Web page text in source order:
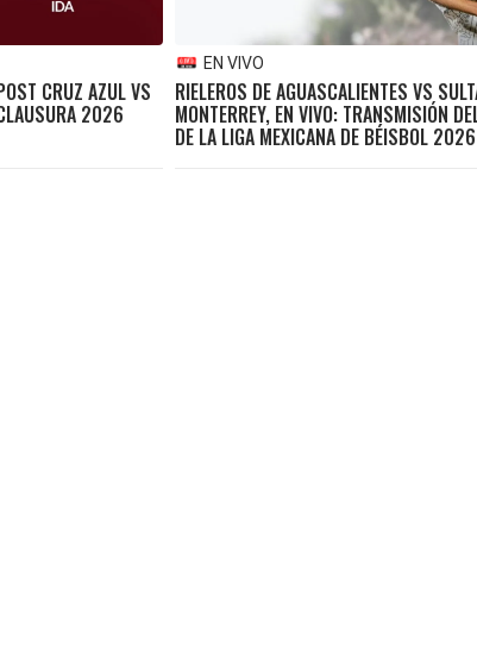
CRUZ AZUL VS
2026
EN VIVO
RIELEROS DE AGUASCALIENTES VS
MONTERREY, EN VIVO: TRANSMISIÓN
DE LA LIGA MEXICANA DE BÉISBOL 2026